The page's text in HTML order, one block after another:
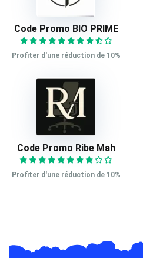
Code Promo BIO PRIME
Profiter d'une réduction de 10%
Code Promo Ribe Mah
Profiter d'une réduction de 10%